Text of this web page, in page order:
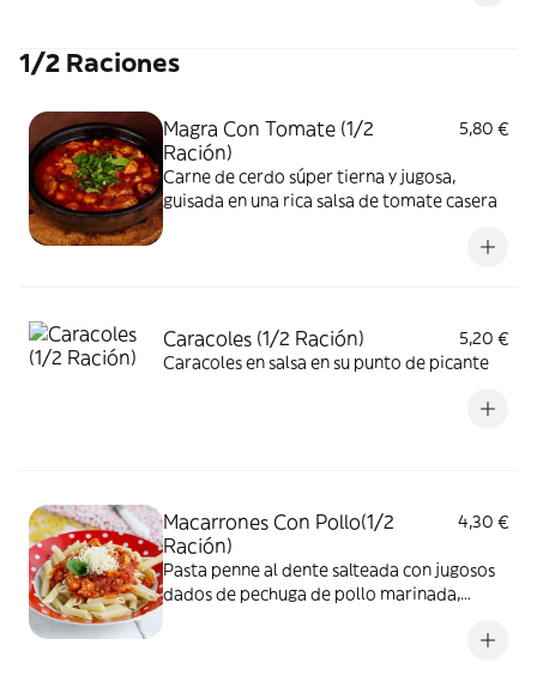
1/2 Raciones
Magra Con Tomate (1/2
Ración)
5,80 €
Carne de cerdo súper tierna y jugosa,
guisada en una rica salsa de tomate casera
Caracoles (1/2 Ración)
5,20 €
Caracoles en salsa en su punto de picante
Macarrones Con Pollo(1/2
Ración)
4,30 €
Pasta penne al dente salteada con jugosos
dados de pechuga de pollo marinada,